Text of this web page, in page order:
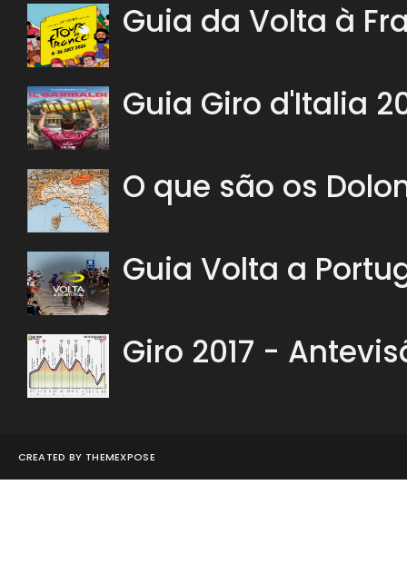
Guia da Volta à
Guia Giro d'Italia
O que são os
Guia Volta a
Giro 2017 -
CREATED BY THEMEXPOSE